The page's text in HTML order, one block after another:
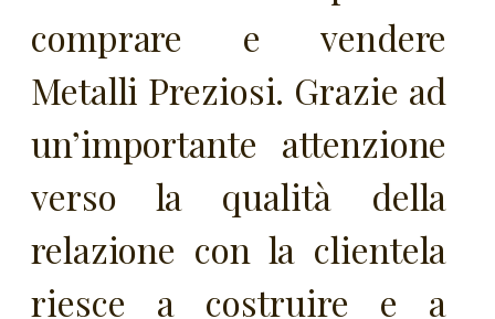
comprare e vendere
Metalli Preziosi. Grazie ad
un’importante attenzione
verso la qualità della
relazione con la clientela
riesce a costruire e a